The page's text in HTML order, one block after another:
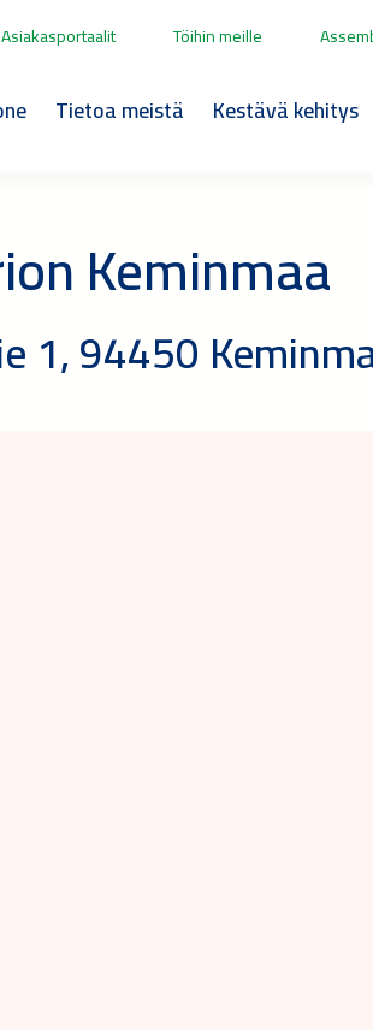
Asiakasportaalit Töihin meille
Tietoa meistä Kestävä kehitys
Keminmaa
1, 94450